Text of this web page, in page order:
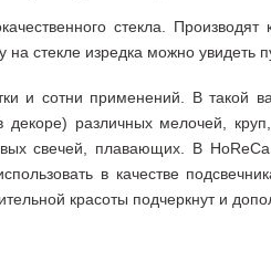
стекла.
стекле изредка можно увидеть
и сотни применений. В такой
декоре) различных мелочей,
свечей, плавающих. В
в качестве
красоты подчеркнут и